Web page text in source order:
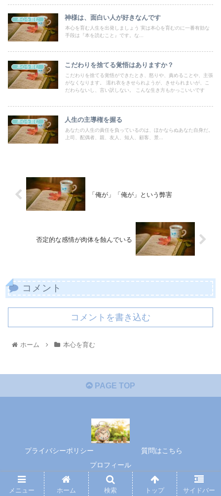
本心を育む 神様は、面白い人が好きなんです
本心を育む人生を出発しましょう 実は本心を育むのに一番有効な
手段は『本を読むこと』です。な...
本心を育む こだわりを捨てる覚悟はありますか？
こだわりを捨てる覚悟ができたとき、怒りや、責めることや、主張
がなくなります。 濡れ衣をきせられようが、きせられまいが、こ
だわらないし、言い訳しない。 こんな生き方もかっこいいです
本心を育む 人生の主導権を握る
あなたの人生の責任を負っているのは、ほかならぬあなた自身だ。
上司、配偶者、親、友人、知人、顧客、景...
「俺が」「俺が」という弊害
否定的な感情が肉体を蝕んでいる
コメント
コメントを書き込む
ホーム 本心を育む
PAGE TOP
プライバシーポリシー
質問はこちら
プロフィール
© 2020 本心を育む.
メニュー ホーム 検索 トップ サイドバー